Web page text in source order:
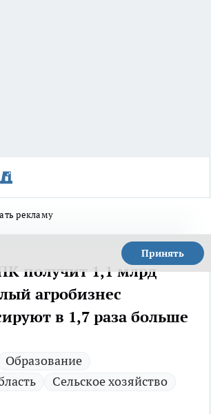
рекламу
Принять
получит 1,1 млрд
агробизнес
в 1,7 раза больше
Образование
Сельское хозяйство